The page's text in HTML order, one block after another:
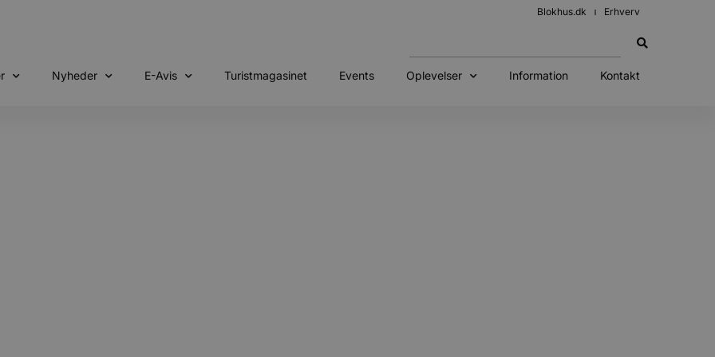
Blokhus.dk Erhverv
Nyheder E-Avis Turistmagasinet Events Oplevelser Information Kontakt